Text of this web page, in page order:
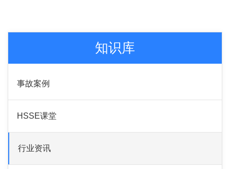
知识库
事故案例
HSSE课堂
行业资讯